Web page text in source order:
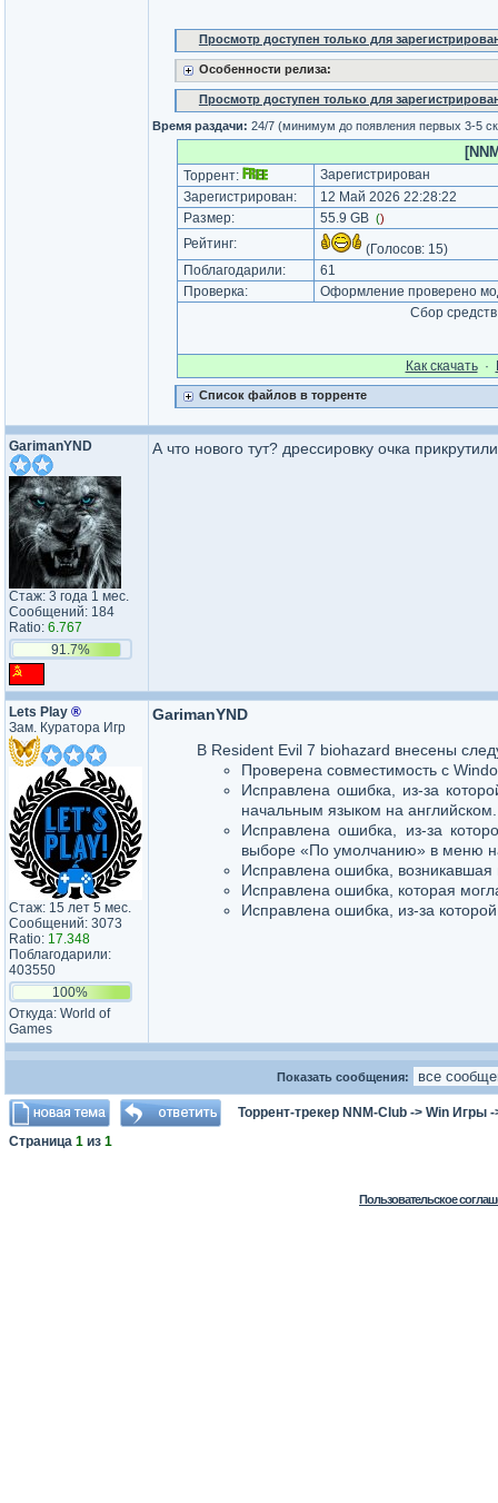
Просмотр доступен только для
Особенности релиза:
Просмотр доступен только для
Время раздачи: 24/7 (минимум до появления первых 3-5
Торрент:
Зарегистрирован
Зарегистрирован:
12 Май 2026 22:28:22
Размер:
55.9 GB ()
Рейтинг: (Голосов: 15)
Поблагодарили:
61
Проверка:
Оформление проверено
Сбор
Как cкачать·
Список файлов в торренте
GarimanYND
Стаж: 3 года 1 мес.
Сообщений: 184
Ratio: 6.767
91.7%
А что нового тут? дрессировку очка
Lets Play ®
Зам. Куратора Игр
Стаж: 15 лет 5 мес.
Сообщений: 3073
Ratio: 17.348
Поблагодарили:
403550
100%
Откуда: World of
Games
GarimanYND
В Resident Evil 7 biohazard внесены
Проверена совместимость с
Исправлена ​​ошибка, из-за
начальным языком на английском.
Исправлена ​​ошибка, из-за
выборе «По умолчанию» в меню
Исправлена ​​ошибка,
Исправлена ​​ошибка, которая
Исправлена ​​ошибка, из-за
Показать сообщения:
Торрент-трекер NNM-Club -> Win Игры
Страница 1 из 1
Пользовательское